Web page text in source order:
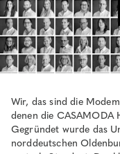
Wir, das sind die
denen die
Gegründet wurde das
norddeutschen